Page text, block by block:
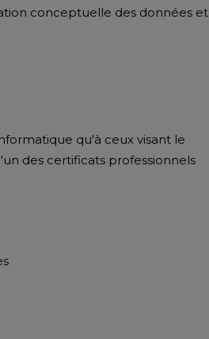
conceptuelle des données et
qu'à ceux visant le
des certificats professionnels